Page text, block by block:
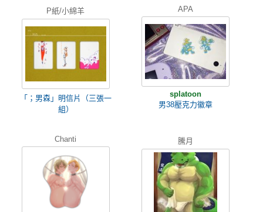
P紙/小綿羊
「；男森」明信片（三張一
組）
APA
splatoon
男38壓克力徽章
Chanti 騰月